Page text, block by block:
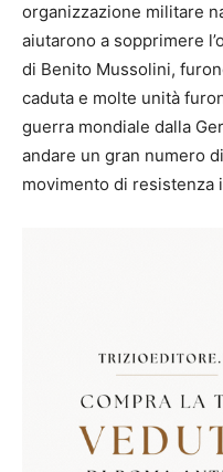
organizzazione militare
aiutarono a sopprimere
di Benito Mussolini,
caduta e molte unità
guerra mondiale dalla
andare un gran numero
movimento di resistenza